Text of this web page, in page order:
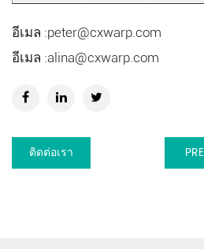
อีเมล :peter@cxwarp.com
อีเมล :alina@cxwarp.com
ติดต่อเรา